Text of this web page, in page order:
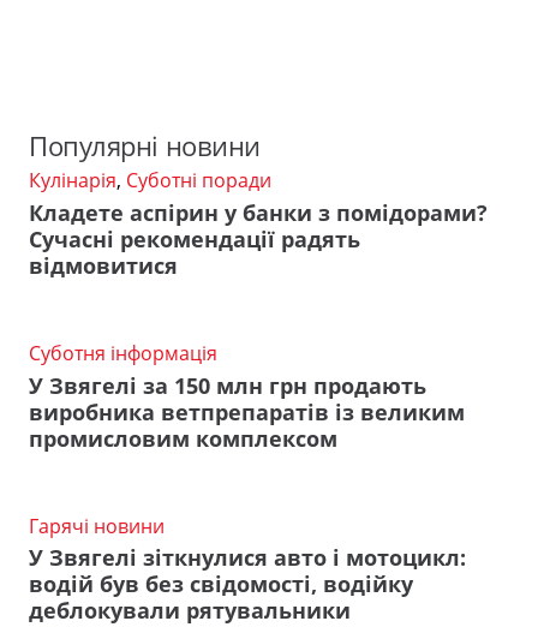
Популярні новини
Кулінарія, Суботні поради
Кладете аспірин у банки з помідорами?
Сучасні рекомендації радять
відмовитися
Суботня інформація
У Звягелі за 150 млн грн продають
виробника ветпрепаратів із великим
промисловим комплексом
Гарячі новини
У Звягелі зіткнулися авто і мотоцикл:
водій був без свідомості, водійку
деблокували рятувальники